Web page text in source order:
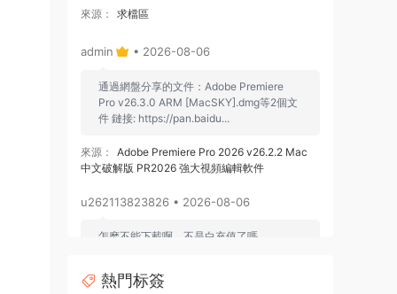
來源： 求檔區
admin • 2026-08-06
通過網盤分享的文件：Adobe Premiere
Pro v26.3.0 ARM [MacSKY].dmg等2個文
件 鏈接: https://pan.baidu...
來源：
Adobe Premiere Pro 2026 v26.2.2 Mac
中文破解版 PR2026 強大視頻編輯軟件
u262113823826 • 2026-08-06
怎麽不能下載啊，不是白充值了嗎
來源：
Adobe Premiere Pro 2026 v26.2.2 Mac
中文破解版 PR2026 強大視頻編輯軟件
熱門标簽